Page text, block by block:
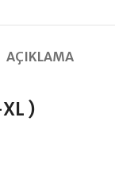
AÇIKLAMA
)